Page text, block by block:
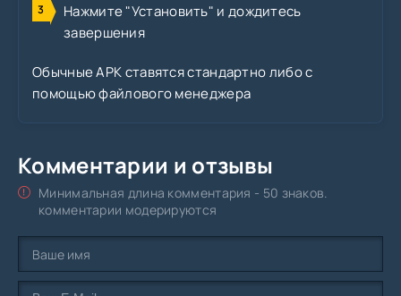
Нажмите "Установить" и дождитесь
завершения
Обычные APK ставятся стандартно либо с
помощью файлового менеджера
Комментарии и отзывы
Минимальная длина комментария - 50 знаков.
комментарии модерируются